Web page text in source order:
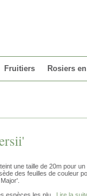
Fruitiers Rosiers
une taille de 20m pour
des feuilles de couleur